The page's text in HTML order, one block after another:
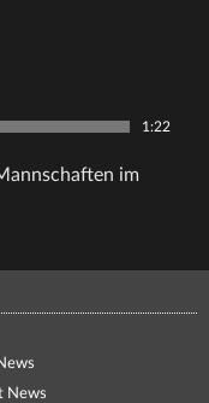
1:22
im
News